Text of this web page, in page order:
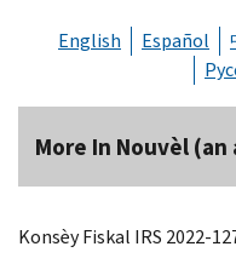
English Español
More In Nouvèl (an
Konsèy Fiskal IRS 2022-